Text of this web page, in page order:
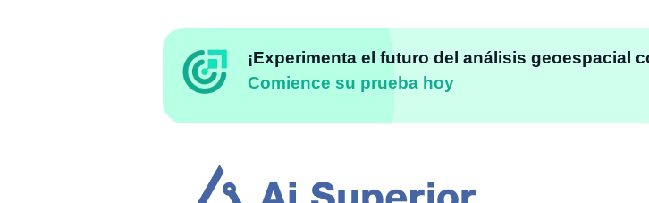
¡Experimenta el futuro del análisis geoespacial
Comience su prueba hoy